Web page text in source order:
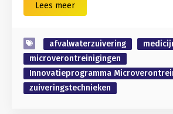
Lees meer
afvalwaterzuivering
microverontreinigingen
Innovatieprogramma
zuiveringstechnieken